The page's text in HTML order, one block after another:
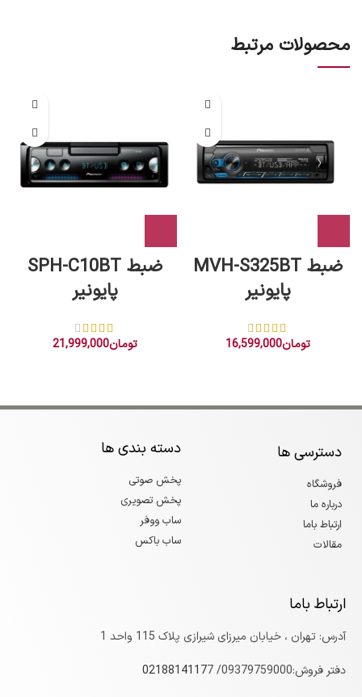
محصولات مرتبط
ضبط MVH-S325BT
پایونیر
تومان16,599,000
ضبط SPH-C10BT
پایونیر
تومان21,999,000
دسترسی ها
فروشگاه
درباره ما
ارتباط باما
مقالات
دسته بندی ها
پخش صوتی
پخش تصویری
ساب ووفر
ساب باکس
ارتباط باما
آدرس: تهران ، خیابان میرزای شیرازی پلاک 115 واحد 1
دفتر فروش:09379759000/
02188141177